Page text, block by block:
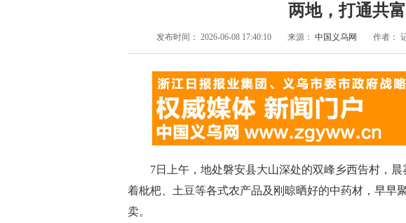
两地，打通共
发布时间： 2026-06-08 17:40:10 来源： 中国义乌网 作者：
7日上午，地处磐安县大山深处的双峰乡西告村，
着枇杷、土豆等各式农产品及刚晾晒好的中药材，早早
卖。